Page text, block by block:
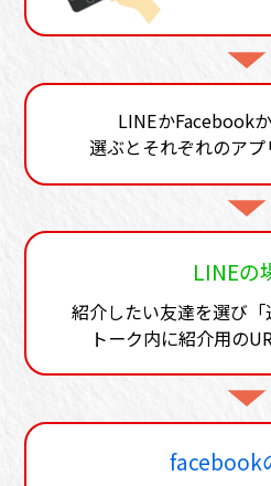
LINEかFacebookか
選ぶとそれぞれのアプ
LINEの
紹介したい友達を選び「
トーク内に紹介用の
facebook